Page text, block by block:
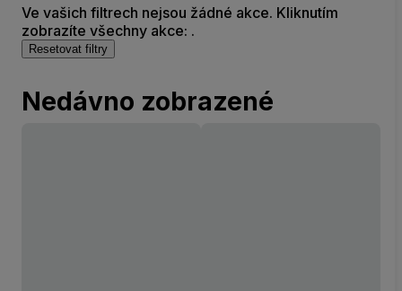
Ve vašich filtrech nejsou žádné akce. Kliknutím
zobrazíte všechny akce: .
Resetovat filtry
Nedávno zobrazené